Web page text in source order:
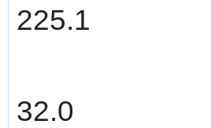
225.1
32.0